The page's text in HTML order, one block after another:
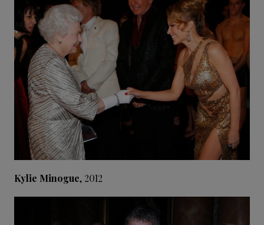
Kylie Minogue, 2012